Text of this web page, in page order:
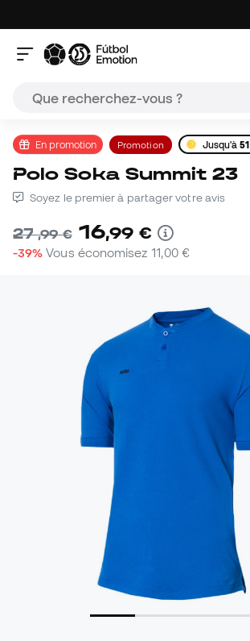
En promotion Promotion Jusqu'à51
Polo Soka Summit 23
Soyez le premier à partager votre avis
27,99 € 16,99 €
-39% Vous économisez 11,00 €